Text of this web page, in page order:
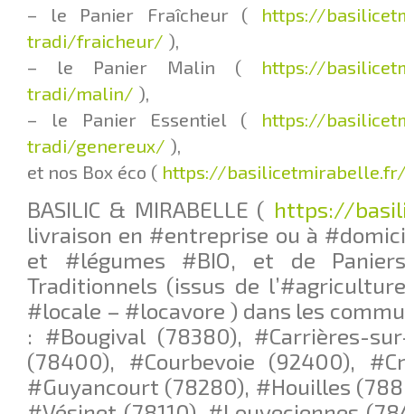
– le Panier Fraîcheur ( https://
tradi/fraicheur/ ),
– le Panier Malin ( https://
tradi/malin/ ),
– le Panier Essentiel ( https://
tradi/genereux/ ),
et nos Box éco ( https://
BASILIC & MIRABELLE ( https://
livraison en #entreprise ou à
et #légumes #BIO, et de
Traditionnels (issus de
#locale – #locavore ) dans les
: #Bougival (78380), #Carrières-
(78400), #Courbevoie (92400),
#Guyancourt (78280), #Houilles